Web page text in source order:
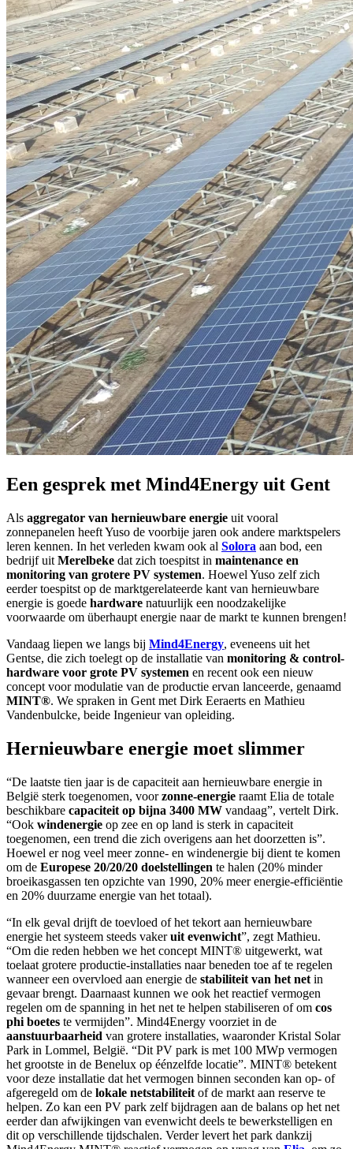
Een gesprek met Mind4Energy uit Gent
Als aggregator van hernieuwbare energie uit vooral
zonnepanelen heeft Yuso de voorbije jaren ook andere marktspelers
leren kennen. In het verleden kwam ook al Solora aan bod, een
bedrijf uit Merelbeke dat zich toespitst in maintenance en
monitoring van grotere PV systemen. Hoewel Yuso zelf zich
eerder toespitst op de marktgerelateerde kant van hernieuwbare
energie is goede hardware natuurlijk een noodzakelijke
voorwaarde om überhaupt energie naar de markt te kunnen brengen!
Vandaag liepen we langs bij Mind4Energy, eveneens uit het
Gentse, die zich toelegt op de installatie van monitoring & control-
hardware voor grote PV systemen en recent ook een nieuw
concept voor modulatie van de productie ervan lanceerde, genaamd
MINT®. We spraken in Gent met Dirk Eeraerts en Mathieu
Vandenbulcke, beide Ingenieur van opleiding.
Hernieuwbare energie moet slimmer
“De laatste tien jaar is de capaciteit aan hernieuwbare energie in
België sterk toegenomen, voorzonne-energie raamt Elia de totale
beschikbare capaciteit op bijna 3400 MW vandaag”, vertelt Dirk.
“Ook windenergie op zee en op land is sterk in capaciteit
toegenomen, een trend die zich overigens aan het doorzetten is”.
Hoewel er nog veel meer zonne- en windenergie bij dient te komen
om de Europese 20/20/20 doelstellingen te halen (20% minder
broeikasgassen ten opzichte van 1990, 20% meer energie-efficiëntie
en 20% duurzame energie van het totaal).
“In elk geval drijft de toevloed of het tekort aan hernieuwbare
energie het systeem steeds vakeruit evenwicht”, zegt Mathieu.
“Om die reden hebben we het concept MINT® uitgewerkt, wat
toelaat grotere productie-installaties naar beneden toe af te regelen
wanneer een overvloed aan energie de stabiliteit van het net in
gevaar brengt. Daarnaast kunnen we ook het reactief vermogen
regelen om de spanning in het net te helpen stabiliseren of om cos
phi boetes te vermijden”. Mind4Energy voorziet in de
aanstuurbaarheid van grotere installaties, waaronder Kristal Solar
Park in Lommel, België. “Dit PV park is met 100 MWp vermogen
het grootste in de Benelux op éénzelfde locatie”. MINT® betekent
voor deze installatie dat het vermogen binnen seconden kan op- of
afgeregeld om de lokale netstabiliteit of de markt aan reserve te
helpen. Zo kan een PV park zelf bijdragen aan de balans op het net
eerder dan afwijkingen van evenwicht deels te bewerkstelligen en
dit op verschillende tijdschalen. Verder levert het park dankzij